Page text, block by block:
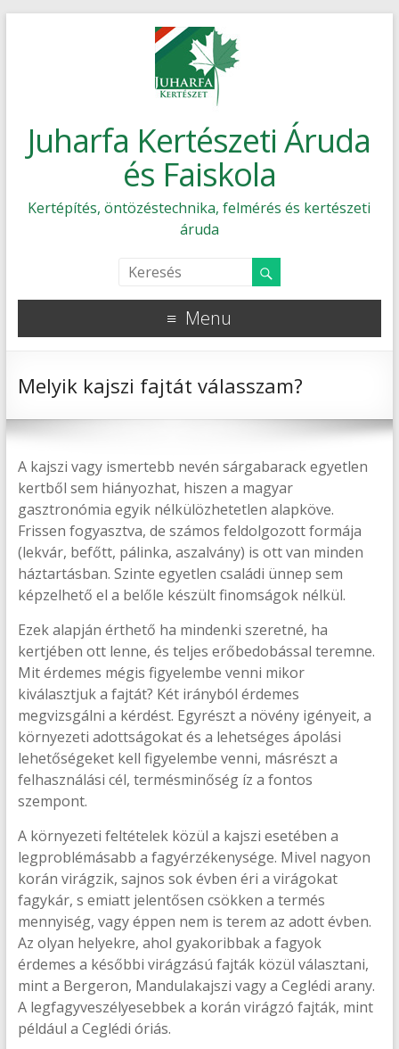
Juharfa Kertészeti Áruda
és Faiskola
Kertépítés, öntözéstechnika, felmérés és kertészeti
áruda
Menu
Melyik kajszi fajtát válasszam?
A kajszi vagy ismertebb nevén sárgabarack egyetlen
kertből sem hiányozhat, hiszen a magyar
gasztronómia egyik nélkülözhetetlen alapköve.
Frissen fogyasztva, de számos feldolgozott formája
(lekvár, befőtt, pálinka, aszalvány) is ott van minden
háztartásban. Szinte egyetlen családi ünnep sem
képzelhető el a belőle készült finomságok nélkül.
Ezek alapján érthető ha mindenki szeretné, ha
kertjében ott lenne, és teljes erőbedobással teremne.
Mit érdemes mégis figyelembe venni mikor
kiválasztjuk a fajtát? Két irányból érdemes
megvizsgálni a kérdést. Egyrészt a növény igényeit, a
környezeti adottságokat és a lehetséges ápolási
lehetőségeket kell figyelembe venni, másrészt a
felhasználási cél, termésminőség íz a fontos
szempont.
A környezeti feltételek közül a kajszi esetében a
legproblémásabb a fagyérzékenysége. Mivel nagyon
korán virágzik, sajnos sok évben éri a virágokat
fagykár, s emiatt jelentősen csökken a termés
mennyiség, vagy éppen nem is terem az adott évben.
Az olyan helyekre, ahol gyakoribbak a fagyok
érdemes a későbbi virágzású fajták közül választani,
mint a Bergeron, Mandulakajszi vagy a Ceglédi arany.
A legfagyveszélyesebbek a korán virágzó fajták, mint
például a Ceglédi óriás.